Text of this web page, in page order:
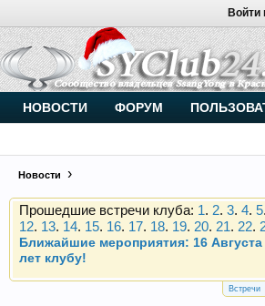
Войти
Новости
Внимание, новые участники нашего
Основное общение происходит в
Присоединяйтесь.
Чип-тюнинг (прошивка)
Vahmurka
12.13.14.15.16.17.18.19.20.21.22.
Ближайшие мероприятия: 16 Августа
лет клубу!
Внимание, новые участники нашего
Основное общение происходит в
Встречи
НОВОСТИ ФОРУМ